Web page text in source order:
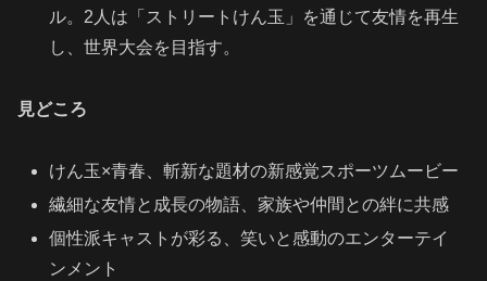
ル。2人は「ストリートけん玉」を通じて友情を再生
し、世界大会を目指す。
見どころ
けん玉×青春、斬新な題材の新感覚スポーツムービー
繊細な友情と成長の物語、家族や仲間との絆に共感
個性派キャストが彩る、笑いと感動のエンターテイ
ンメント